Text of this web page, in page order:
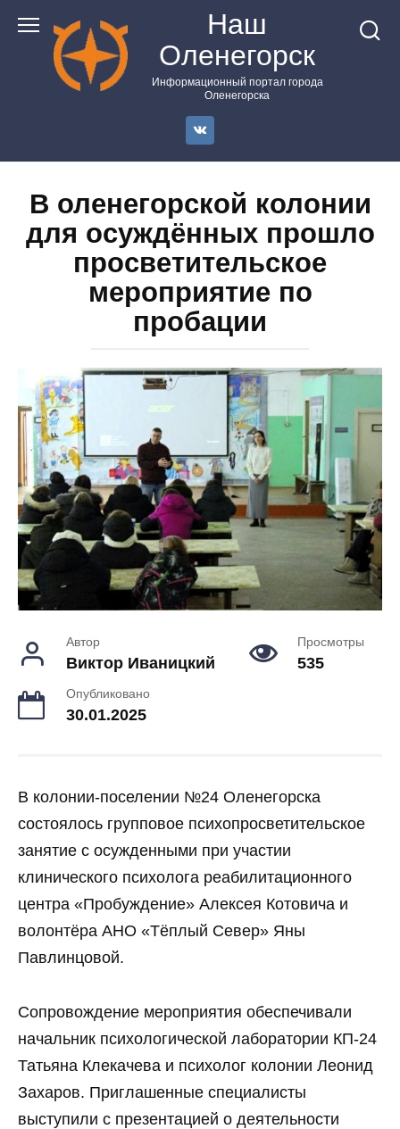
контенту
Наш
Оленегорск
Информационный портал города
Оленегорска
В оленегорской колонии
для осуждённых прошло
просветительское
мероприятие по
пробации
Автор
Виктор Иваницкий
Просмотры
535
Опубликовано
30.01.2025
В колонии-поселении №24 Оленегорска
состоялось групповое психопросветительское
занятие с осужденными при участии
клинического психолога реабилитационного
центра «Пробуждение» Алексея Котовича и
волонтёра АНО «Тёплый Север» Яны
Павлинцовой.
Сопровождение мероприятия обеспечивали
начальник психологической лаборатории КП-24
Татьяна Клекачева и психолог колонии Леонид
Захаров. Приглашенные специалисты
выступили с презентацией о деятельности